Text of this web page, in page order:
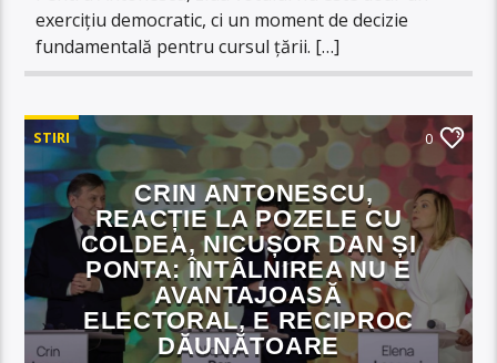
exercițiu democratic, ci un moment de decizie
fundamentală pentru cursul țării. […]
STIRI 0
CRIN ANTONESCU,
REACȚIE LA POZELE CU
COLDEA, NICUȘOR DAN ȘI
PONTA: ÎNTÂLNIREA NU E
AVANTAJOASĂ
ELECTORAL, E RECIPROC
DĂUNĂTOARE